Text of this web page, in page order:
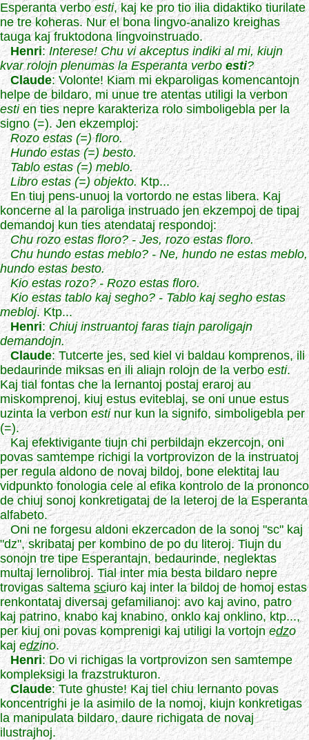
Esperanta verboesti, kaj ke pro tio ilia didaktiko tiurilate
ne tre koheras. Nur el bona lingvo-analizo kreighas
tauga kaj fruktodona lingvoinstruado.
Henri:Interese! Chu vi akceptus indiki al mi, kiujn
kvar rolojn plenumas la Esperanta verboesti?
Claude: Volonte! Kiam mi ekparoligas komencantojn
helpe de bildaro, mi unue tre atentas utiligi la verbon
estien ties nepre karakteriza rolo simboligebla per la
signo (=). Jen ekzemploj:
Rozo estas (=) floro.
Hundo estas (=) besto.
Tablo estas (=) meblo.
Libro estas (=) objekto. Ktp...
En tiuj pens-unuoj la vortordo ne estas libera. Kaj
koncerne al la paroliga instruado jen ekzempoj de tipaj
demandoj kun ties atendataj respondoj:
Chu rozo estas floro? - Jes, rozo estas floro.
Chu hundo estas meblo? - Ne, hundo ne estas meblo,
hundo estas besto.
Kio estas rozo? - Rozo estas floro.
Kio estas tablo kaj segho? - Tablo kaj segho estas
mebloj. Ktp...
Henri:Chiuj instruantoj faras tiajn paroligajn
demandojn.
Claude: Tutcerte jes, sed kiel vi baldau komprenos, ili
bedaurinde miksas en ili aliajn rolojn de la verboesti.
Kaj tial fontas che la lernantoj postaj eraroj au
miskomprenoj, kiuj estus eviteblaj, se oni unue estus
uzinta la verbon estinur kun la signifo, simboligebla per
(=).
Kaj efektivigante tiujn chi perbildajn ekzercojn, oni
povas samtempe richigi la vortprovizon de la instruatoj
per regula aldono de novaj bildoj, bone elektitaj lau
vidpunkto fonologia cele al efika kontrolo de la prononco
de chiuj sonoj konkretigataj de la leteroj de la Esperanta
alfabeto.
Oni ne forgesu aldoni ekzercadon de la sonoj "sc" kaj
"dz", skribataj per kombino de po du literoj. Tiujn du
sonojn tre tipe Esperantajn, bedaurinde, neglektas
multaj lernolibroj. Tial inter mia besta bildaro nepre
trovigas saltemasciuro kaj inter la bildoj de homoj estas
renkontataj diversaj gefamilianoj: avo kaj avino, patro
kaj patrino, knabo kaj knabino, onklo kaj onklino, ktp...,
per kiuj oni povas komprenigi kaj utiligi la vortojnedzo
kajedzino.
Henri: Do vi richigas la vortprovizon sen samtempe
kompleksigi la frazstrukturon.
Claude: Tute ghuste! Kaj tiel chiu lernanto povas
koncentrighi je la asimilo de la nomoj, kiujn konkretigas
la manipulata bildaro, daure richigata de novaj
ilustrajhoj.